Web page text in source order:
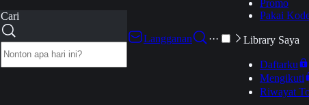
Cari
Langganan
···
Promo
Pakai
Library Saya
Daftarku
Mengikuti
Riwayat